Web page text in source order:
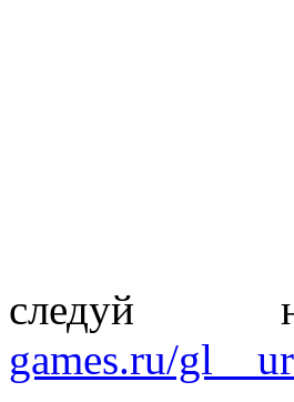
следуй
games.ru/